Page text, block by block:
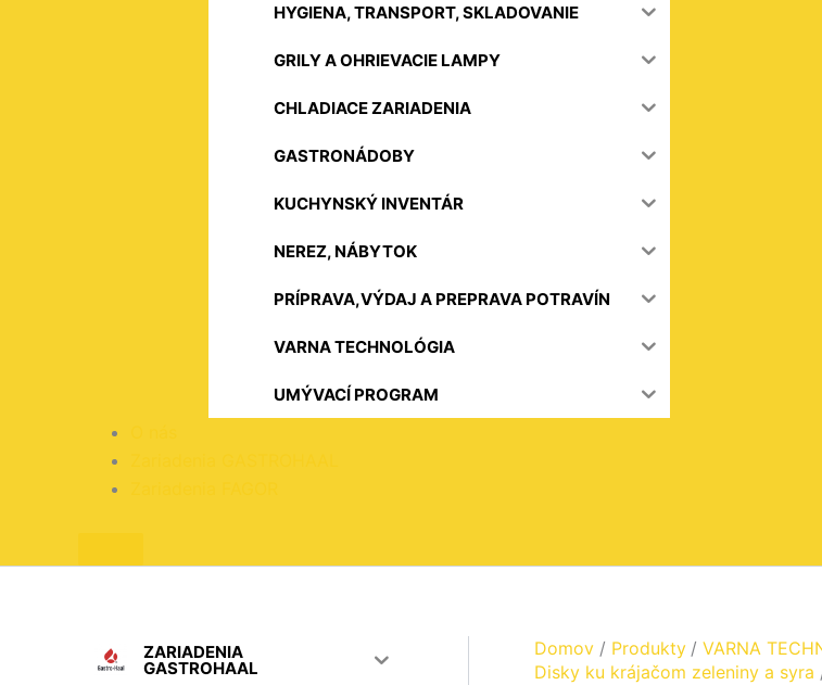
HYGIENA, TRANSPORT, SKLADOVANIE
GRILY A OHRIEVACIE LAMPY
CHLADIACE ZARIADENIA
GASTRONÁDOBY
KUCHYNSKÝ INVENTÁR
NEREZ, NÁBYTOK
PRÍPRAVA,VÝDAJ A PREPRAVA POTRAVÍN
VARNA TECHNOLÓGIA
UMÝVACÍ PROGRAM
ZARIADENIA
GASTROHAAL
Domov Produkty VARNA
Disky ku krájačom zeleniny a syra